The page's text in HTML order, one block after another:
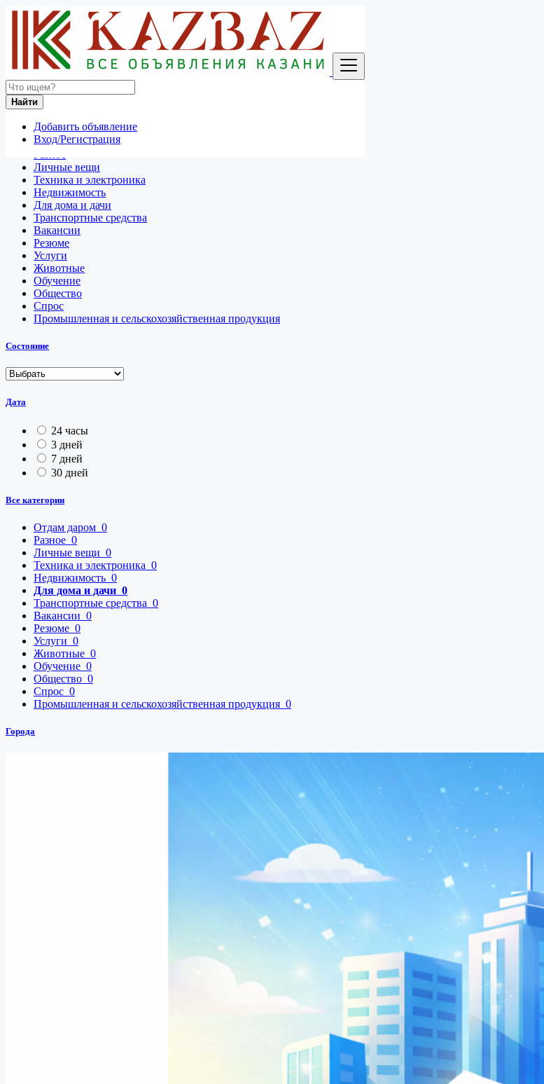
Найти
Добавить объявление
Вход/Регистрация
Россия
Для дома и дачи
Отдам даром
Личные вещи
Техника и электроника
Недвижимость
Для дома и дачи
Транспортные средства
Вакансии
Резюме
Услуги
Животные
Обучение
Общество
Спрос
Промышленная и сельскохозяйственная продукция
Состояние
Дата
24 часы
3 дней
7 дней
30 дней
Все категории
Отдам даром 0
Разное 0
Личные вещи 0
Техника и электроника 0
Недвижимость 0
Для дома и дачи 0
Транспортные средства 0
Вакансии 0
Резюме 0
Услуги 0
Животные 0
Обучение 0
Общество 0
Спрос 0
Промышленная и сельскохозяйственная продукция 0
Города